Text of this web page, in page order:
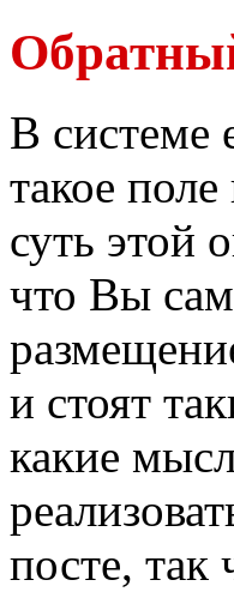
В системе
такое
суть этой
что Вы
и стоят
какие
посте, так